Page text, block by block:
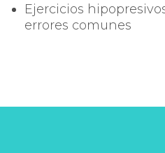
Ejercicios
errores comunes